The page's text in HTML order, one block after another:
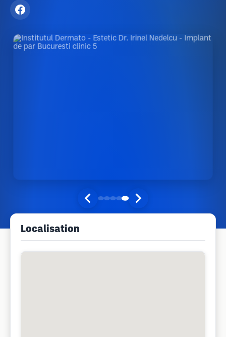
Localisation